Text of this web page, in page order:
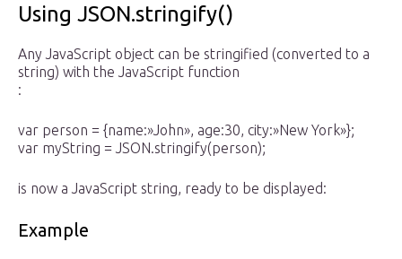
Using JSON.stringify()
Any JavaScript object can be stringified (converted to a
string) with the JavaScript function
:
var person = {name:»John», age:30, city:»New York»};
var myString = JSON.stringify(person);
is now a JavaScript string, ready to be displayed:
Example